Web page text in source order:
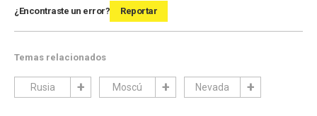
¿Encontraste un error? Reportar
Temas relacionados
Rusia Moscú Nevada